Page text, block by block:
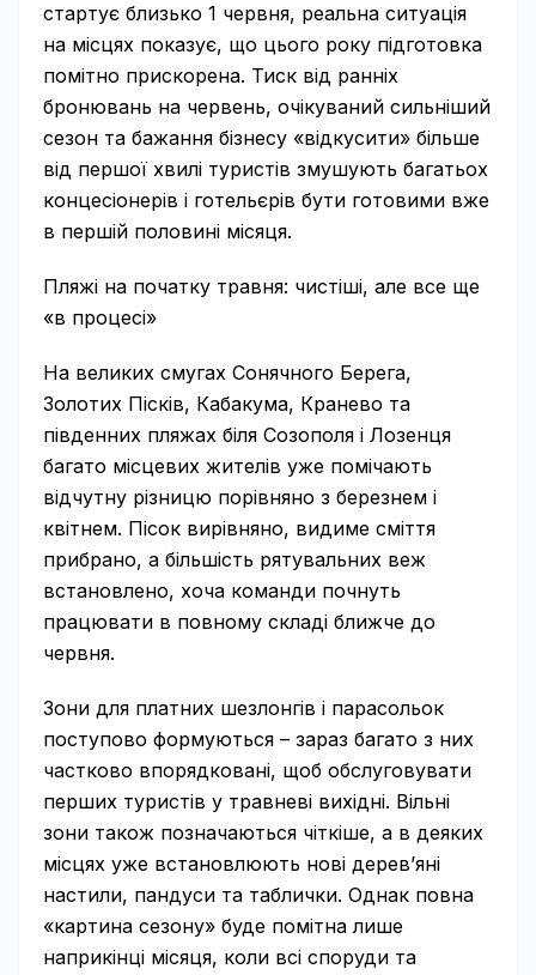
стартує близько 1 червня, реальна ситуація
на місцях показує, що цього року підготовка
помітно прискорена. Тиск від ранніх
бронювань на червень, очікуваний сильніший
сезон та бажання бізнесу «відкусити» більше
від першої хвилі туристів змушують багатьох
концесіонерів і готельєрів бути готовими вже
в першій половині місяця.
Пляжі на початку травня: чистіші, але все ще
«в процесі»
На великих смугах Сонячного Берега,
Золотих Пісків, Кабакума, Кранево та
південних пляжах біля Созополя і Лозенця
багато місцевих жителів уже помічають
відчутну різницю порівняно з березнем і
квітнем. Пісок вирівняно, видиме сміття
прибрано, а більшість рятувальних веж
встановлено, хоча команди почнуть
працювати в повному складі ближче до
червня.
Зони для платних шезлонгів і парасольок
поступово формуються – зараз багато з них
частково впорядковані, щоб обслуговувати
перших туристів у травневі вихідні. Вільні
зони також позначаються чіткіше, а в деяких
місцях уже встановлюють нові дерев’яні
настили, пандуси та таблички. Однак повна
«картина сезону» буде помітна лише
наприкінці місяця, коли всі споруди та